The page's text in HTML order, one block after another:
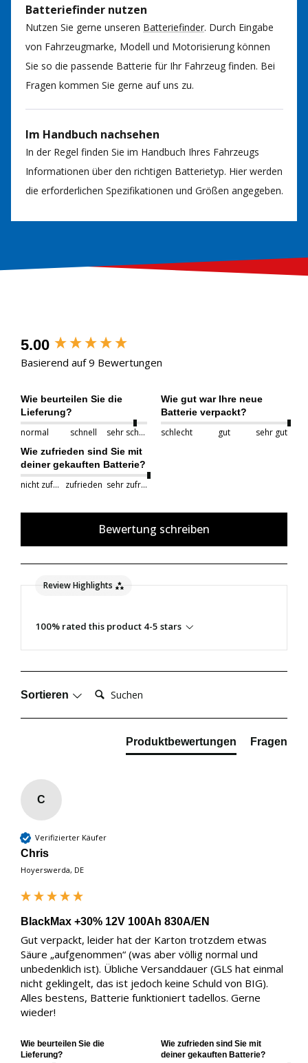
Batteriefinder nutzen
Nutzen Sie gerne unseren Batteriefinder. Durch Eingabe
von Fahrzeugmarke, Modell und Motorisierung können
Sie so die passende Batterie für Ihr Fahrzeug finden. Bei
Fragen kommen Sie gerne auf uns zu.
Im Handbuch nachsehen
In der Regel finden Sie im Handbuch Ihres Fahrzeugs
Informationen über den richtigen Batterietyp. Hier werden
die erforderlichen Spezifikationen und Größen angegeben.
5.00
Basierend auf 9 Bewertungen
Wie beurteilen Sie die
Lieferung?
normal schnell sehr schnell
Wie gut war Ihre neue
Batterie verpackt?
schlecht gut sehr gut
Wie zufrieden sind Sie mit
deiner gekauften Batterie?
nicht zufrieden zufrieden sehr zufrieden
Bewertung schreiben
Review Highlights
100% rated this product 4-5 stars
Sortieren Suchen:
Produktbewertungen Fragen
C
Verifizierter Käufer
Chris
Hoyerswerda, DE
BlackMax +30% 12V 100Ah 830A/EN
Gut verpackt, leider hat der Karton trotzdem etwas
Säure „aufgenommen“ (was aber völlig normal und
unbedenklich ist). Übliche Versanddauer (GLS hat einmal
nicht geklingelt, das ist jedoch keine Schuld von BIG).
Alles bestens, Batterie funktioniert tadellos. Gerne
wieder!
Wie beurteilen Sie die
Lieferung?
Wie zufrieden sind Sie mit
deiner gekauften Batterie?